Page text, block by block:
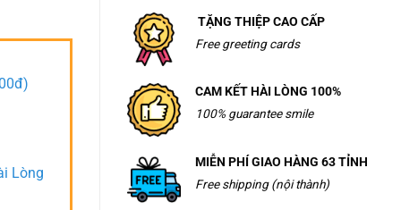
TẶNG THIỆP CAO CẤP
Free greeting cards
CAM KẾT HÀI LÒNG 100%
100% guarantee smile
MIỄN PHÍ GIAO HÀNG 63 TỈNH
Free shipping (nội thành)
Lòng